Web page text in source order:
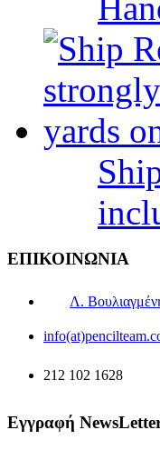
ΕΠΙΚΟΙΝΩΝΙΑ
Λ.
212 102 1628
Εγγραφή